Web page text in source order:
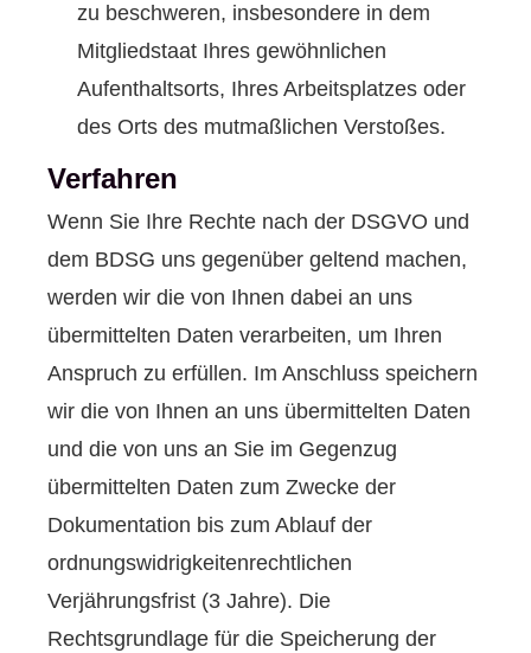
zu beschweren, insbesondere in dem
Mitgliedstaat Ihres gewöhnlichen
Aufenthaltsorts, Ihres Arbeitsplatzes oder
des Orts des mutmaßlichen Verstoßes.
Verfahren
Wenn Sie Ihre Rechte nach der DSGVO und
dem BDSG uns gegenüber geltend machen,
werden wir die von Ihnen dabei an uns
übermittelten Daten verarbeiten, um Ihren
Anspruch zu erfüllen. Im Anschluss speichern
wir die von Ihnen an uns übermittelten Daten
und die von uns an Sie im Gegenzug
übermittelten Daten zum Zwecke der
Dokumentation bis zum Ablauf der
ordnungswidrigkeitenrechtlichen
Verjährungsfrist (3 Jahre). Die
Rechtsgrundlage für die Speicherung der